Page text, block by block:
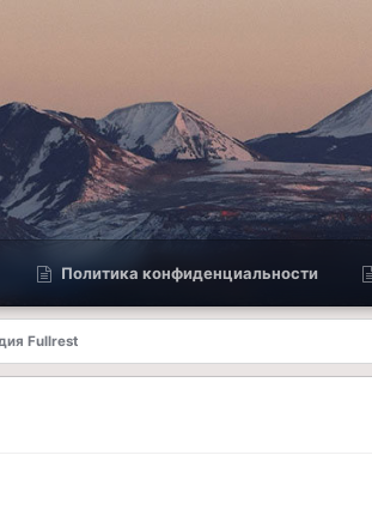
Политика конфиденциальности
Fullrest